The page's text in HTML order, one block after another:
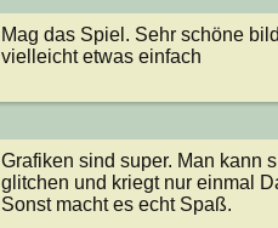
Mag das Spiel. Sehr schöne
vielleicht etwas einfach
Grafiken sind super. Man kann
glitchen und kriegt nur einmal
Sonst macht es echt Spaß.